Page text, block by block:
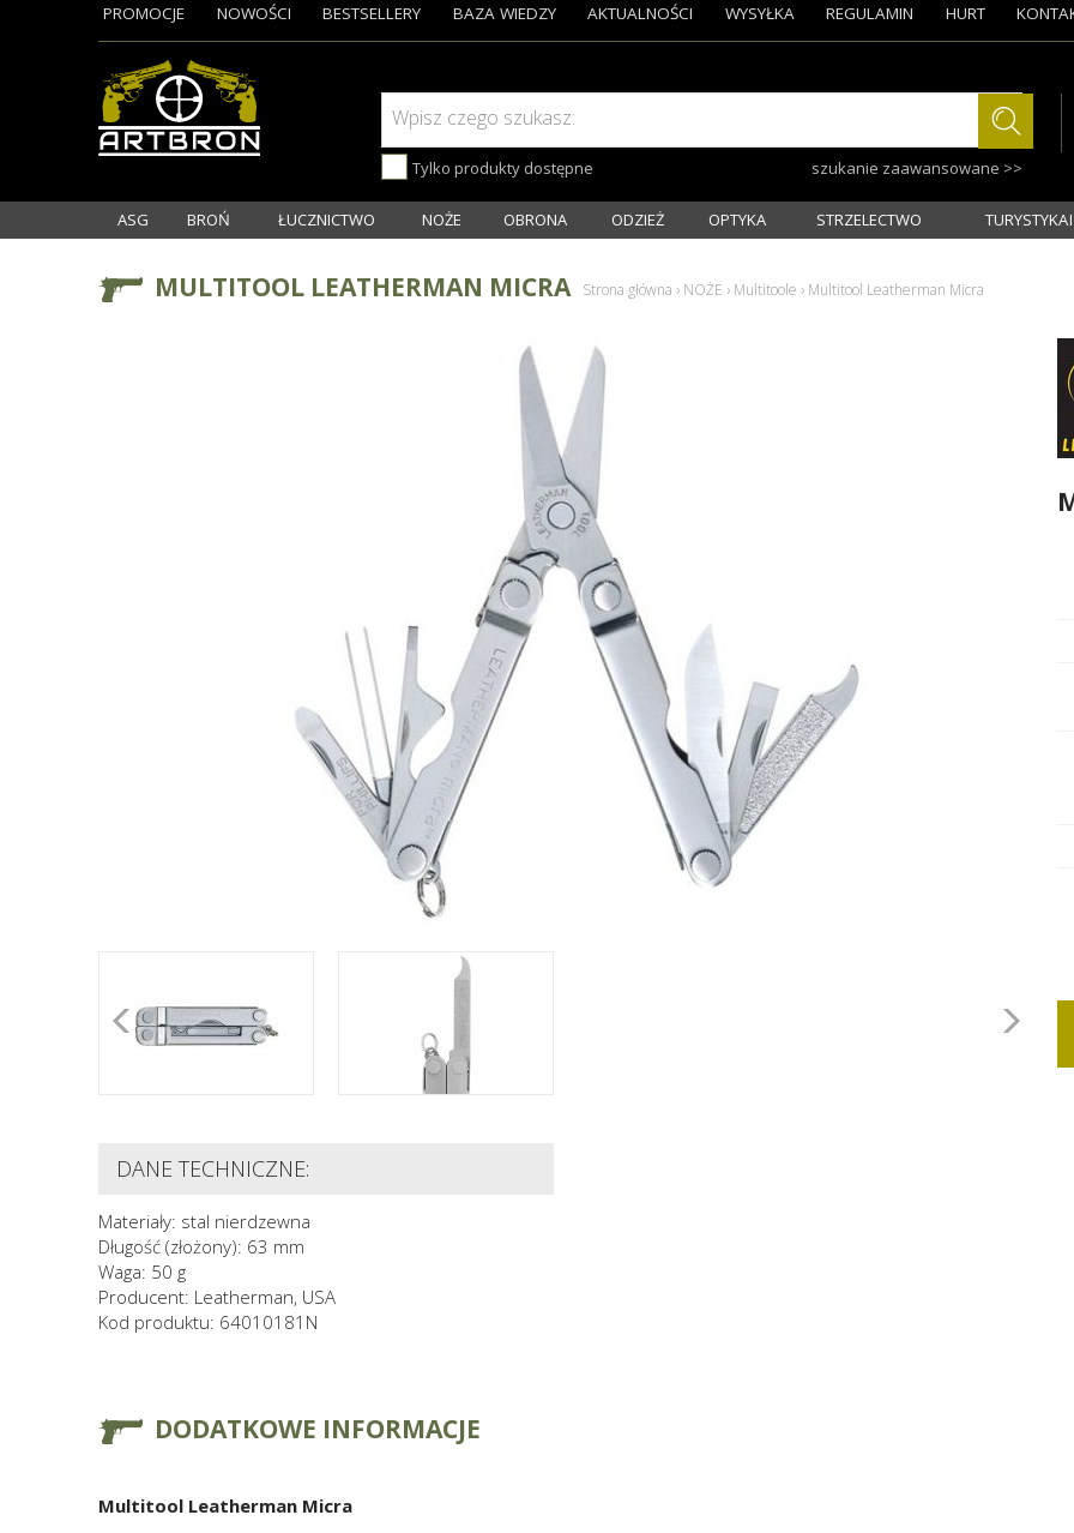
Wpisz czego szukasz:
Tylko produkty dostępne szukanie zaawansowane >>
PROMOCJE NOWOŚCI BESTSELLERY BAZA WIEDZY AKTUALNOŚCI WYSYŁKA REGULAMIN HURT
ASG BROŃ ŁUCZNICTWO NOŻE OBRONA ODZIEŻ OPTYKA STRZELECTWO TURYSTYKA
MULTITOOL LEATHERMAN MICRA Strona główna › NOŻE › Multitoole › Multitool Leatherman Micra
DANE TECHNICZNE:
Materiały: stal nierdzewna
Długość (złożony): 63 mm
Waga: 50 g
Producent: Leatherman, USA
Kod produktu: 64010181N
DODATKOWE INFORMACJE
Multitool Leatherman Micra